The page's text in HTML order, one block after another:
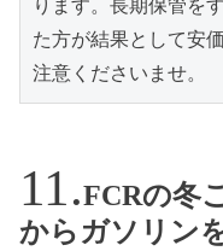
ります。長期保管を
た方が結果として安
注意くださいませ。
FCRの冬
からガソリン